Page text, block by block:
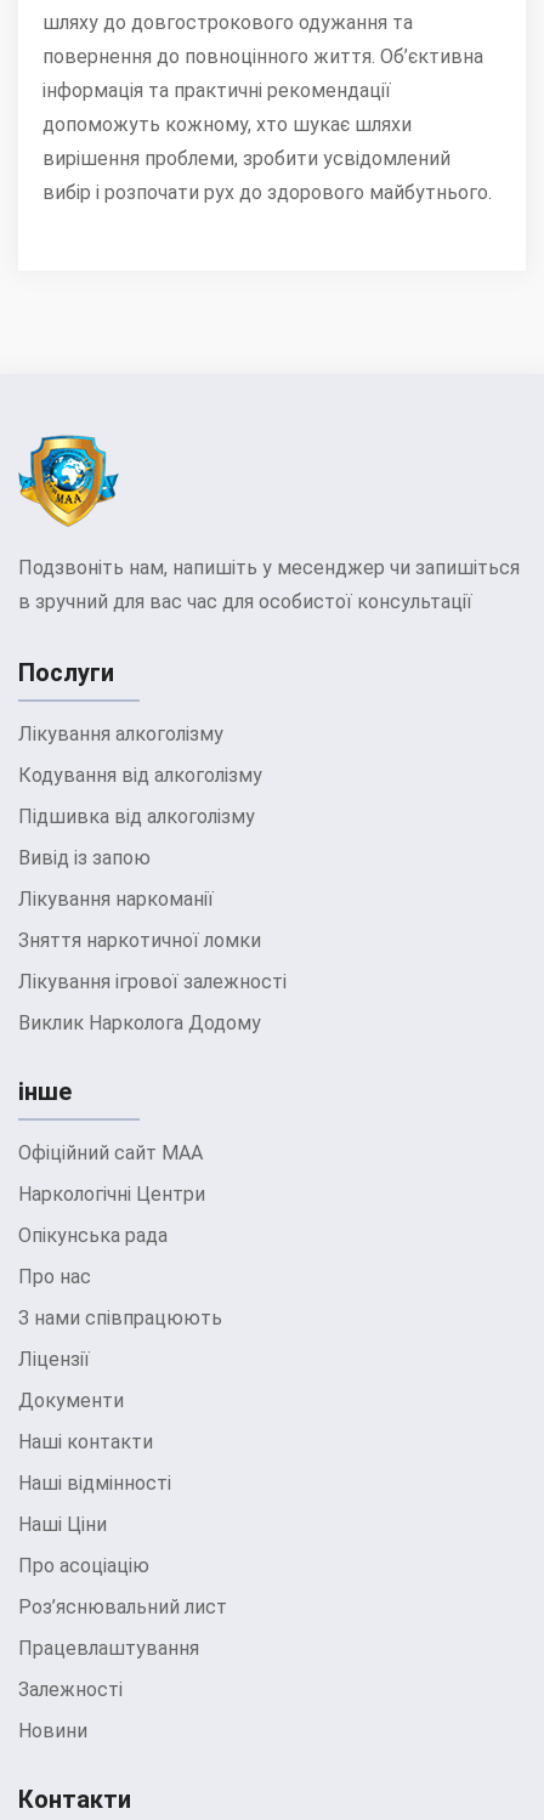
шляху до довгострокового одужання та
повернення до повноцінного життя. Об’єктивна
інформація та практичні рекомендації
допоможуть кожному, хто шукає шляхи
вирішення проблеми, зробити усвідомлений
вибір і розпочати рух до здорового майбутнього.
Подзвоніть нам, напишіть у месенджер чи запишіться
в зручний для вас час для особистої консультації
Послуги
Лікування алкоголізму
Кодування від алкоголізму
Підшивка від алкоголізму
Вивід із запою
Лікування наркоманії
Зняття наркотичної ломки
Лікування ігрової залежності
Виклик Нарколога Додому
інше
Офіційний сайт МАА
Наркологічні Центри
Опікунська рада
Про нас
З нами співпрацюють
Ліцензії
Документи
Наші контакти
Наші відмінності
Наші Ціни
Про асоціацію
Роз’яснювальний лист
Працевлаштування
Залежності
Новини
Контакти